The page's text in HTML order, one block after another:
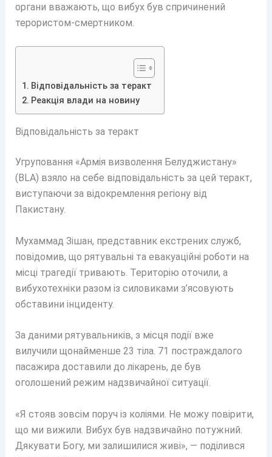
органи вважають, що вибух був спричинений
терористом-смертником.
Відповідальність за теракт
Реакція влади на новину
Відповідальність за теракт
Угруповання «Армія визволення Белуджистану»
(BLA) взяло на себе відповідальність за цей теракт,
виступаючи за відокремлення регіону від
Пакистану.
Мухаммад Зішан, представник екстрених служб,
повідомив, що рятувальні та евакуаційні роботи на
місці трагедії тривають. Територію оточили, а
вибухотехніки разом із силовиками з’ясовують
обставини інциденту.
За даними рятувальників, з місця події вже
вилучили щонайменше 23 тіла. 71 постраждалого
пасажира доставили до лікарень, де був
оголошений режим надзвичайної ситуації.
«Я стояв зовсім поруч із коліями. Не можу повірити,
що ми вижили. Вибух був надзвичайно потужний.
Дякувати Богу, ми залишилися живі», — поділився